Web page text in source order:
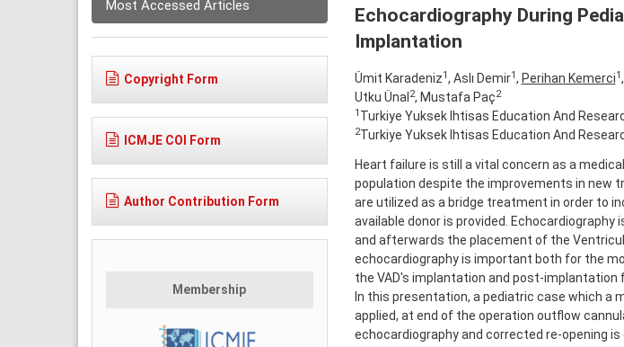
Most Accessed Articles
Copyright Form
ICMJE COI Form
Author Contribution Form
Membership
Echocardiography During
Implantation
Ümit Karadeniz1 , Aslı Demir1 , Perihan Kemerci1
Utku Ünal 2, Mustafa Paç2
1 Turkiye Yuksek Ihtisas Education And
2Turkiye Yuksek Ihtisas Education And
Heart failure is still a vital concern as a
population despite the improvements in new
are utilized as a bridge treatment in order to
available donor is provided.
and afterwards the placement of the
echocardiography is important both for the
the VAD's implantation and post-implantation
In this presentation, a pediatric case which a
applied, at end of the operation outflow
echocardiography and corrected re-opening is